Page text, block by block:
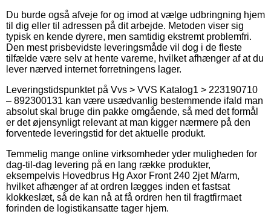
Du burde også afveje for og imod at vælge udbringning hjem
til dig eller til adressen på dit arbejde. Metoden viser sig
typisk en kende dyrere, men samtidig ekstremt problemfri.
Den mest prisbevidste leveringsmåde vil dog i de fleste
tilfælde være selv at hente varerne, hvilket afhænger af at du
lever nærved internet forretningens lager.
Leveringstidspunktet på Vvs > VVS Katalog1 > 223190710
– 892300131 kan være usædvanlig bestemmende ifald man
absolut skal bruge din pakke omgående, så med det formål
er det øjensynligt relevant at man kigger nærmere på den
forventede leveringstid for det aktuelle produkt.
Temmelig mange online virksomheder yder muligheden for
dag-til-dag levering på en lang række produkter,
eksempelvis Hovedbrus Hg Axor Front 240 2jet M/arm,
hvilket afhænger af at ordren lægges inden et fastsat
klokkeslæt, så de kan nå at få ordren hen til fragtfirmaet
forinden de logistikansatte tager hjem.